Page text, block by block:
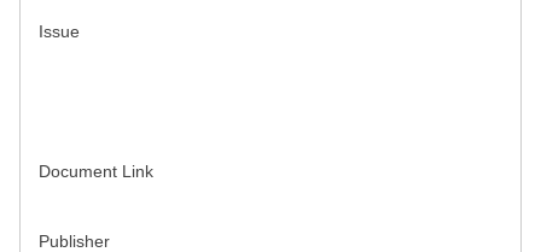
Issue
Document Link
Publisher